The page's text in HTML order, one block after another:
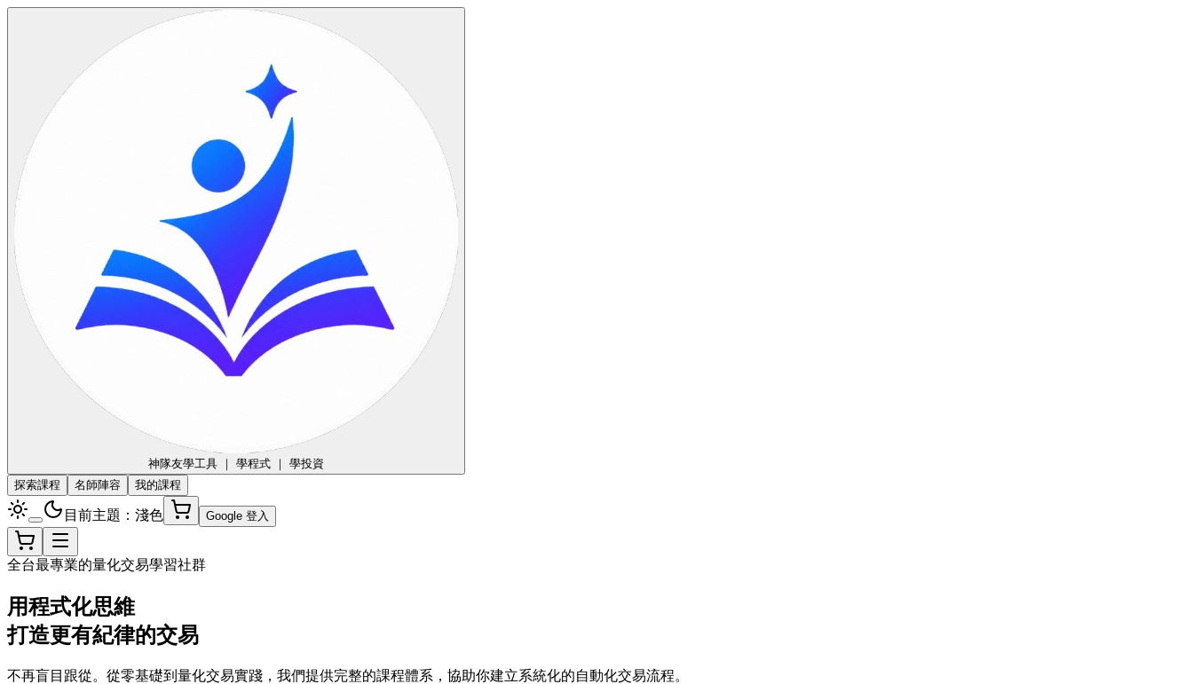
神隊友學工具 ｜ 學程式 ｜ 學投資
探索課程
名師陣容 我的課程
目前主題：淺色 Google 登入
全台最專業的量化交易學習社群
用程式化思維
打造更有紀律的交易
不再盲目跟從。從零基礎到量化交易實踐，我們提供完整的課程體系，協助你建立系統化的自動化交易流程。